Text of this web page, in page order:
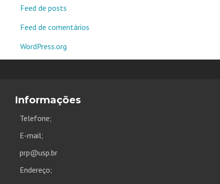
Feed de posts
Feed de comentários
WordPress.org
Informações
Telefone;
E-mail;
prp@usp.br
Endereço;